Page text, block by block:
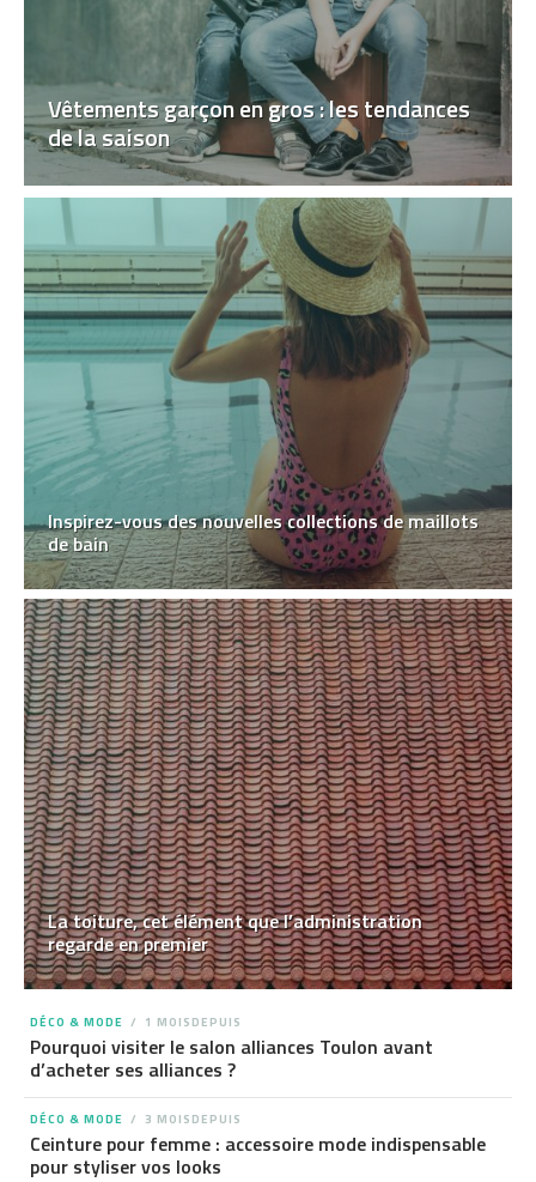
Vêtements garçon en gros : les tendances
de la saison
Inspirez-vous des nouvelles collections de maillots
de bain
La toiture, cet élément que l’administration
regarde en premier
DÉCO & MODE 1 MOISDEPUIS
Pourquoi visiter le salon alliances Toulon avant
d’acheter ses alliances ?
DÉCO & MODE 3 MOISDEPUIS
Ceinture pour femme : accessoire mode indispensable
pour styliser vos looks